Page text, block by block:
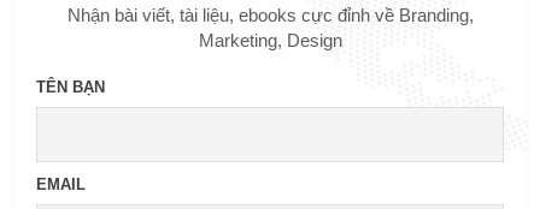
Nhận bài viết, tài liệu, ebooks cực đỉnh về Branding,
Marketing, Design
TÊN BẠN
EMAIL